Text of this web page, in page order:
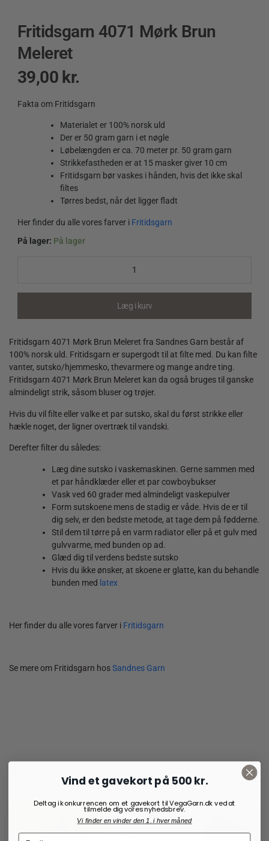
Fritidsgarn 4071 Mørk Brun
Meleret
39,00 kr.
Fakta om Fritidsgarn
Materialet er 100% norsk uld
Der er 50 gram garn i et nøgle
Løbelængden er ca. 70 meter pr. 50 gram garn
Strikkefastheden er at 15 masker giver 10 cm
Fritidsgarn bør vaskes i hånden, hvis det ikke skal
filtes
Tørres bedst, når det ligger fladt
Her finder du alle vores farver i Fritidsgarn
På lager: På lager
Fritidsgarn
Læg i kurv
Fritidsgarn 4071 Mørk Brun Meleret fra Sandnes Garn består af
100% norsk uld. Fritidsgarn er supergodt til at filte med. Du kan filte
vanter, sutsko/hjemmesko, thevarmere og mange andre ting.
Fritidsgarn 4071 Mørk Brun Meleret kan da også bruges til ganske
almindeligt strik, såsom bluser og trøjer.
Hvis du vil filte eller valke et par sutsko, skal du først strikke eller
hækle noget, der ligner overtræk til vandski.
Derefter filter du således:
Læg dine sutsko i vaskemaskinen. Gerne sammen med
et par håndklæder eller et par cowboybukser
Vask ved 60 grader med almindeligt vaskepulver
Form sutskoene mens de stadig er våde. Hvis de er til
dig selv, er den bedste metode, at tage dem på fødderne.
Stil dem til tørre på en varm radiator eller på et gulv med
gulvvarme, med bunden op ad.
Glæd dig til verdens bedste sutsko
Hvis du ikke ønsker, at skoene er glatte, kan du behandle
bunden med latex
Her finder du alle vores farver i Fritidsgarn
Se mere om Fritidsgarn hosSandnes Garn
Vi anbefaler også:
Vind et gavekort på 500 kr.
Deltag i konkurrencen om et gavekort til VegaGarn.dk ved at
tilmelde dig vores nyhedsbrev.
Vi finder en vinder den 1. i hver måned